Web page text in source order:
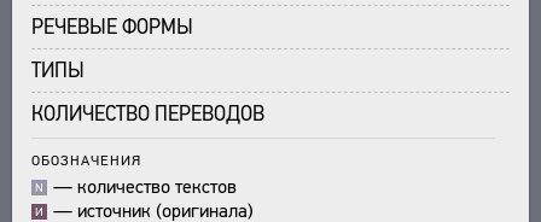
РЕЧЕВЫЕ ФОРМЫ
ТИПЫ
КОЛИЧЕСТВО ПЕРЕВОДОВ
ОБОЗНАЧЕНИЯ
N — количество текстов
И — источник (оригинала)